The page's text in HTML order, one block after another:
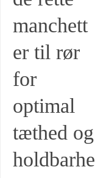
manchett
er til rør
for
optimal
tæthed og
holdbarhe